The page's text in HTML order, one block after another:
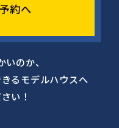
約へ
のか、
るモデルハウスへ
い！